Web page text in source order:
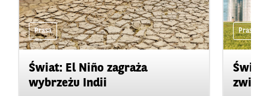
Prasa
Świat: El Niño zagraża
wybrzeżu Indii
Prasa